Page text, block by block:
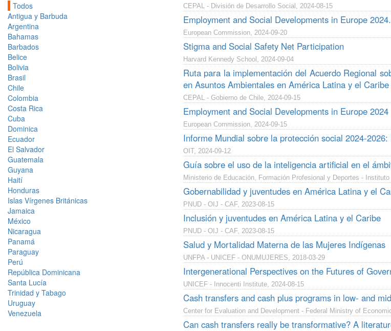
Todos
Antigua y Barbuda
Argentina
Bahamas
Barbados
Belice
Bolivia
Brasil
Chile
Colombia
Costa Rica
Cuba
Dominica
Ecuador
El Salvador
Guatemala
Guyana
Haití
Honduras
Islas Vírgenes Británicas
Jamaica
México
Nicaragua
Panamá
Paraguay
Perú
República Dominicana
Santa Lucía
Trinidad y Tabago
Uruguay
Venezuela
CEPAL - División de Desarrollo Social, 2024-08-15
Employment and Social Developments in Europe
European Commission, 2024-09-20
Stigma and Social Safety Net Participation
Harvard Kennedy School, 2024-09-04
Ruta para la implementación del Acuerdo Regional
en Asuntos Ambientales en América Latina y el
CEPAL - Gobierno de Chile, 2024-09-15
Employment and Social Developments in Europe 2024
European Commission, 2024-09-15
Informe Mundial sobre la protección social 2024-
OIT, 2024-09-12
Guía sobre el uso de la inteligencia artificial en el
Ministerio de Educación, Formación Profesional y Deportes -
Gobernabilidad y juventudes en América Latina y el
PNUD - OIJ - CAF, 2023-08-15
Inclusión y juventudes en América Latina y el Caribe
PNUD - OIJ - CAF, 2023-08-15
Salud y Mortalidad Materna de las Mujeres Indígenas
UNFPA - UNICEF - ONUMUJERES, 2018-03-29
Intergenerational Perspectives on the Futures of
UNICEF - Innocenti Institute, 2024-08-15
Cash transfers and cash plus programs in low- and
Center for Evaluation and Development - Federal Ministry of
Can cash transfers really be transformative? A